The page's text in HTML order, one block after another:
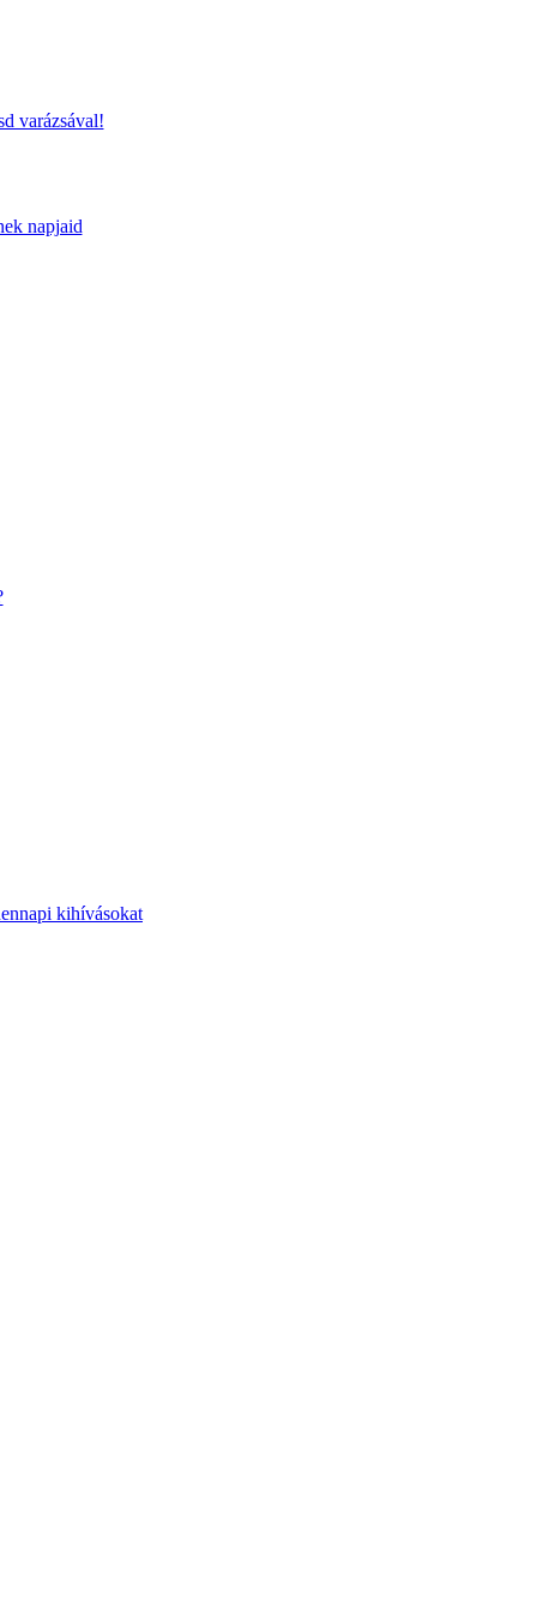
varázsával!
napjaid
kihívásokat